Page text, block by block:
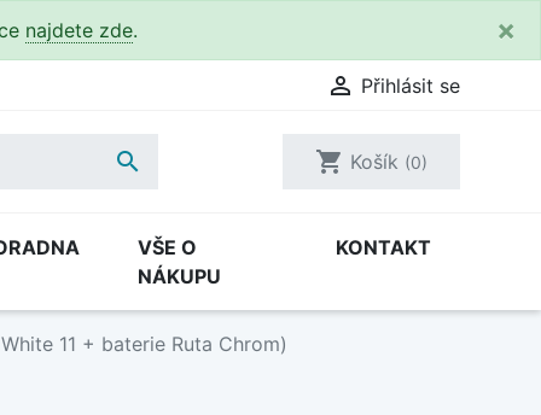
najdete zde. ×
 Přihlásit se
 shopping_cart Košík (0)
VŠE O
NÁKUPU
KONTAKT
11 + baterie Ruta Chrom)